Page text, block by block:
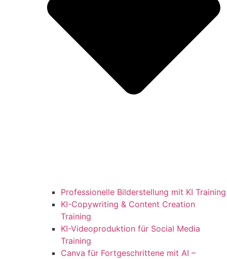
Professionelle Bilderstellung mit KI Training
KI-Copywriting & Content Creation
Training
KI-Videoproduktion für Social Media
Training
Canva für Fortgeschrittene mit AI –